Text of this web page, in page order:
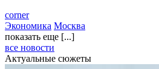
corner
Экономика Москва
показать еще [...]
все новости
Актуальные сюжеты